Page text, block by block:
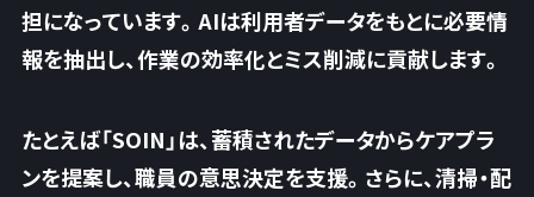
担になっています。AIは利用者データをもとに必要情
報を抽出し、作業の効率化とミス削減に貢献します。
たとえば「SOIN」は、蓄積されたデータからケアプラ
ンを提案し、職員の意思決定を支援。さらに、清掃・配